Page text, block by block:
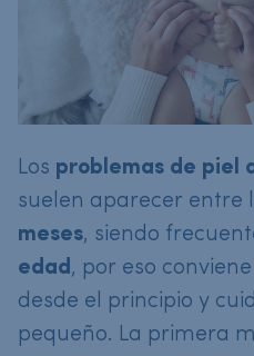
Los problemas de piel
suelen aparecer entre
meses, siendo
edad, por eso
desde el principio y
pequeño. La primera